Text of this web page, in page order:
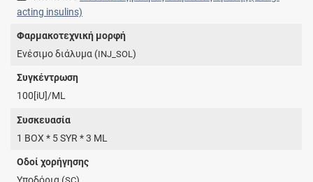
acting insulins)
Φαρμακοτεχνική μορφή
Ενέσιμο διάλυμα (INJ_SOL)
Συγκέντρωση
100[iU]/ML
Συσκευασία
1 BOX * 5 SYR * 3 ML
Οδοί χορήγησης